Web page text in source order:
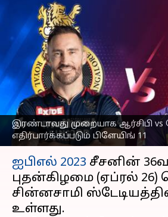
இரண்டாவது முறையாக ஆர்சிபி
எதிர்பார்க்கப்படும் பிளேயிங் 11
ஐபிஎல் 2023 :
முறையாக
கேகேஆர்!
பிளேயிங் 11!
எழுதியவர் Sekar Chinnappan Apr 25,
செய்தி முன்னோட்டம்
ஐபிஎல் 2023 சீசனின்
புதன்கிழமை (ஏப்ரல்
சின்னசாமி
உள்ளது.